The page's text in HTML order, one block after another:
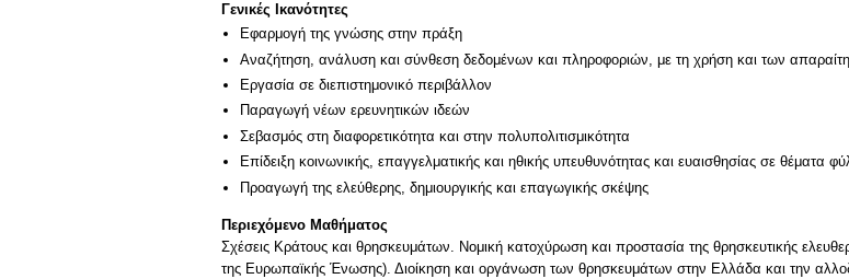
Γενικές Ικανότητες
Εφαρμογή της γνώσης στην πράξη
Αναζήτηση, ανάλυση και σύνθεση δεδομένων και πληροφοριών, με τη χρήση και των
Εργασία σε διεπιστημονικό περιβάλλον
Παραγωγή νέων ερευνητικών ιδεών
Σεβασμός στη διαφορετικότητα και στην πολυπολιτισμικότητα
Επίδειξη κοινωνικής, επαγγελματικής και ηθικής υπευθυνότητας και ευαισθησίας σε θέματα
Προαγωγή της ελεύθερης, δημιουργικής και επαγωγικής σκέψης
Περιεχόμενο Μαθήματος
Σχέσεις Κράτους και θρησκευμάτων. Νομική κατοχύρωση και προστασία της θρησκευτικής
της Ευρωπαϊκής Ένωσης). Διοίκηση και οργάνωση των θρησκευμάτων στην Ελλάδα και την